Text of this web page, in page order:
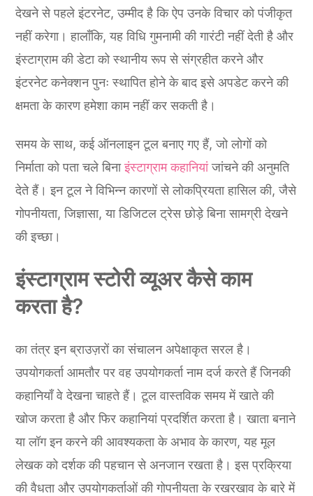
देखने से पहले इंटरनेट, उम्मीद है कि ऐप उनके विचार को पंजीकृत
नहीं करेगा। हालाँकि, यह विधि गुमनामी की गारंटी नहीं देती है और
इंस्टाग्राम की डेटा को स्थानीय रूप से संग्रहीत करने और
इंटरनेट कनेक्शन पुनः स्थापित होने के बाद इसे अपडेट करने की
क्षमता के कारण हमेशा काम नहीं कर सकती है।
समय के साथ, कई ऑनलाइन टूल बनाए गए हैं, जो लोगों को
निर्माता को पता चले बिनाइंस्टाग्राम कहानियांजांचने की अनुमति
देते हैं। इन टूल ने विभिन्न कारणों से लोकप्रियता हासिल की, जैसे
गोपनीयता, जिज्ञासा, या डिजिटल ट्रेस छोड़े बिना सामग्री देखने
की इच्छा।
इंस्टाग्राम स्टोरी व्यूअर कैसे काम
करता है?
का तंत्र इन ब्राउज़रों का संचालन अपेक्षाकृत सरल है।
उपयोगकर्ता आमतौर पर वह उपयोगकर्ता नाम दर्ज करते हैं जिनकी
कहानियाँ वे देखना चाहते हैं। टूल वास्तविक समय में खाते की
खोज करता है और फिर कहानियां प्रदर्शित करता है। खाता बनाने
या लॉग इन करने की आवश्यकता के अभाव के कारण, यह मूल
लेखक को दर्शक की पहचान से अनजान रखता है। इस प्रक्रिया
की वैधता और उपयोगकर्ताओं की गोपनीयता के रखरखाव के बारे में